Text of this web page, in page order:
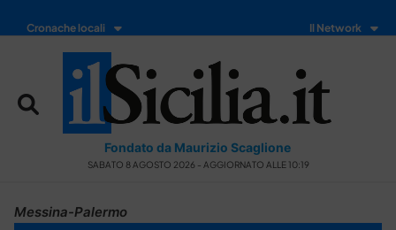
Cronache locali Il Network
Fondato da Maurizio Scaglione
SABATO 8 AGOSTO 2026 - AGGIORNATO ALLE 10:19
Messina-Palermo